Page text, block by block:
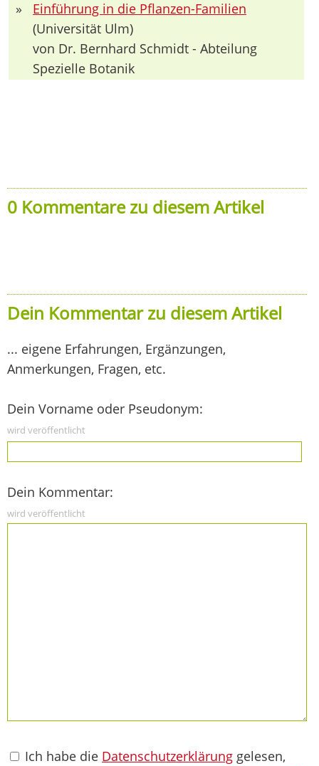
»
Einführung in die Pflanzen-Familien
(Universität Ulm)
von Dr. Bernhard Schmidt - Abteilung
Spezielle Botanik
0 Kommentare zu diesem Artikel
Dein Kommentar zu diesem Artikel
... eigene Erfahrungen, Ergänzungen,
Anmerkungen, Fragen, etc.
Dein Vorname oder Pseudonym:
wird veröffentlicht
Dein Kommentar:
wird veröffentlicht
Ich habe die Datenschutzerklärung gelesen,